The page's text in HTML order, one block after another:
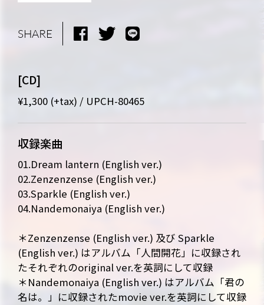
NEWS
MEDIA
LIVE
BIO
MUSIC
VIDEO
ARCHIVES
WIMP'S REPO
SHARE
[CD]
¥1,300 (+tax) / UPCH-80465
収録楽曲
01.Dream lantern (English ver.)
02.Zenzenzense (English ver.)
03.Sparkle (English ver.)
04.Nandemonaiya (English ver.)
＊Zenzenzense (English ver.) 及び Sparkle
(English ver.) はアルバム「人間開花」に収録され
たそれぞれのoriginal ver.を英詞にして収録
＊Nandemonaiya (English ver.) はアルバム「君の
名は。」に収録されたmovie ver.を英詞にして収録